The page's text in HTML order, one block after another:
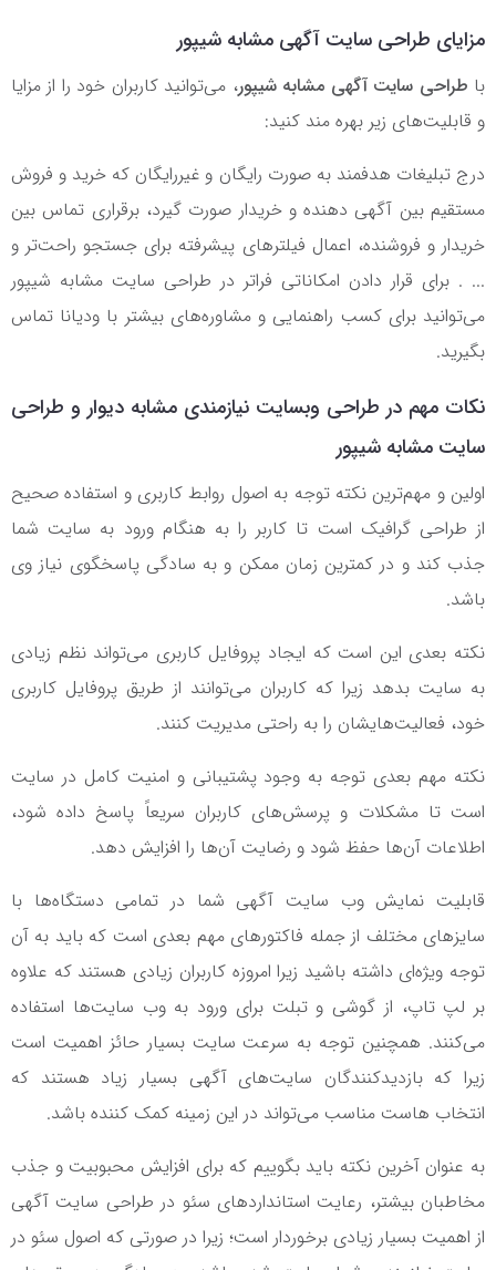
مزایای طراحی سایت آگهی مشابه شیپور
با طراحی سایت آگهی مشابه شیپور، می‌توانید کاربران خود را از مزایا
و قابلیت‌های زیر بهره مند کنید:
درج تبلیغات هدفمند به صورت رایگان و غیررایگان که خرید و فروش
مستقیم بین آگهی دهنده و خریدار صورت گیرد، برقراری تماس بین
خریدار و فروشنده، اعمال فیلترهای پیشرفته برای جستجو راحت‌تر و
... . برای قرار دادن امکاناتی فراتر در طراحی سایت مشابه شیپور
می‌توانید برای کسب راهنمایی و مشاوره‌های بیشتر با ودیانا تماس
بگیرید.
نکات مهم در طراحی وبسایت نیازمندی مشابه دیوار و طراحی
سایت مشابه شیپور
اولین و مهم‌ترین نکته توجه به اصول روابط کاربری و استفاده صحیح
از طراحی گرافیک است تا کاربر را به هنگام ورود به سایت شما
جذب کند و در کمترین زمان ممکن و به سادگی پاسخگوی نیاز وی
باشد.
نکته بعدی این است که ایجاد پروفایل کاربری می‌تواند نظم زیادی
به سایت بدهد زیرا که کاربران می‌توانند از طریق پروفایل کاربری
خود، فعالیت‌هایشان را به راحتی مدیریت کنند.
نکته مهم بعدی توجه به وجود پشتیبانی و امنیت کامل در سایت
است تا مشکلات و پرسش‌های کاربران سریعاً پاسخ داده شود،
اطلاعات آن‌ها حفظ شود و رضایت آن‌ها را افزایش دهد.
قابلیت نمایش وب سایت آگهی شما در تمامی دستگاه‌ها با
سایزهای مختلف از جمله فاکتورهای مهم بعدی است که باید به آن
توجه ویژه‌ای داشته باشید زیرا امروزه کاربران زیادی هستند که علاوه
بر لپ تاپ، از گوشی و تبلت برای ورود به وب سایت‌ها استفاده
می‌کنند. همچنین توجه به سرعت سایت بسیار حائز اهمیت است
زیرا که بازدیدکنندگان سایت‌های آگهی بسیار زیاد هستند که
انتخاب هاست مناسب می‌تواند در این زمینه کمک کننده باشد.
به عنوان آخرین نکته باید بگوییم که برای افزایش محبوبیت و جذب
مخاطبان بیشتر، رعایت استانداردهای سئو در طراحی سایت آگهی
از اهمیت بسیار زیادی برخوردار است؛ زیرا در صورتی که اصول سئو در